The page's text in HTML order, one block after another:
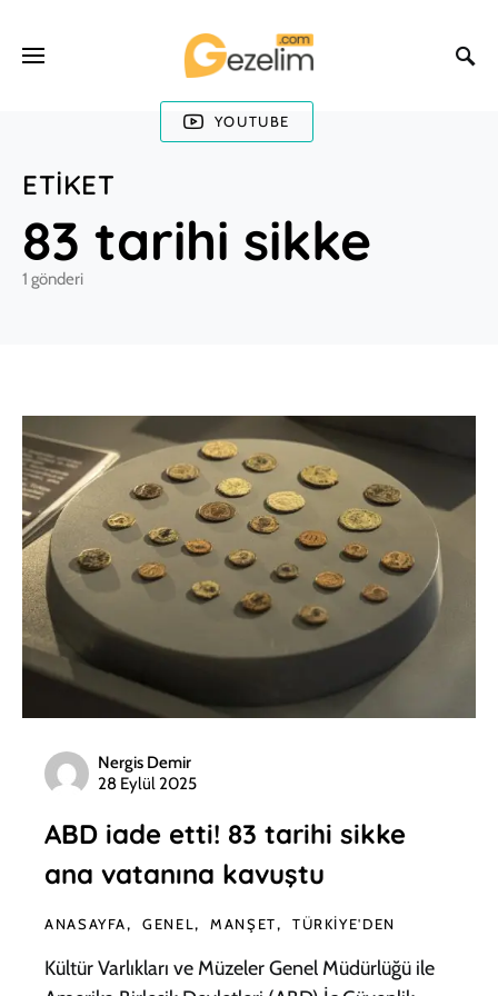
YOUTUBE
ETIKET
83 tarihi sikke
1 gönderi
Nergis Demir
28 Eylül 2025
ABD iade etti! 83 tarihi sikke
ana vatanına kavuştu
ANASAYFA GENEL MANŞET TÜRKIYE'DEN
Kültür Varlıkları ve Müzeler Genel Müdürlüğü ile